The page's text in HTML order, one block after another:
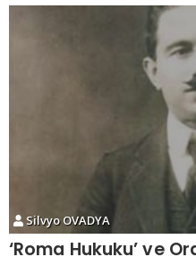
Silvyo OVADYA